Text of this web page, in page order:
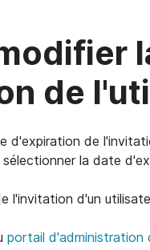
de
d'expiration de
la date
l'invitation d'un
portail d'administration